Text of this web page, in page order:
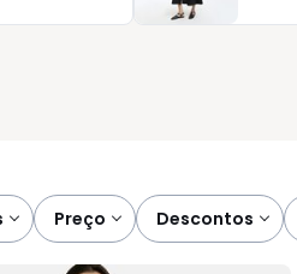
ao vestir. Tudo para que
preço descontos